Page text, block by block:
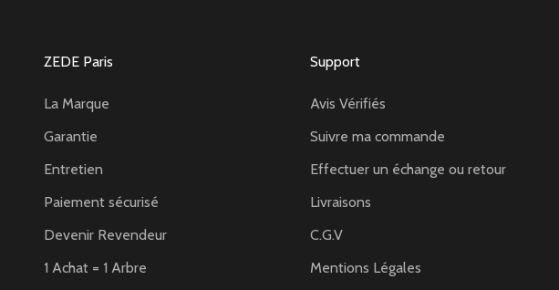
ZEDE Paris
La Marque
Garantie
Entretien
Paiement sécurisé
Devenir Revendeur
1 Achat = 1 Arbre
Support
Avis Vérifiés
Suivre ma commande
Effectuer un échange ou retour
Livraisons
C.G.V
Mentions Légales